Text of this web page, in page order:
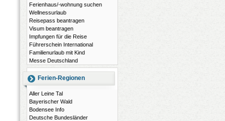
Ferienhaus/-wohnung suchen
Wellnessurlaub
Reisepass beantragen
Visum beantragen
Impfungen für die Reise
Führerschein International
Familienurlaub mit Kind
Messe Deutschland
Ferien-Regionen
Aller Leine Tal
Bayerischer Wald
Bodensee Info
Deutsche Bundesländer